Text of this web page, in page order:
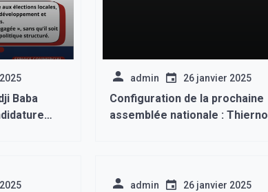
Baba
admin 26 janvier 2025
Configuration de la prochaine
assemblée nationale : Thierno
admin 26 janvier 2025